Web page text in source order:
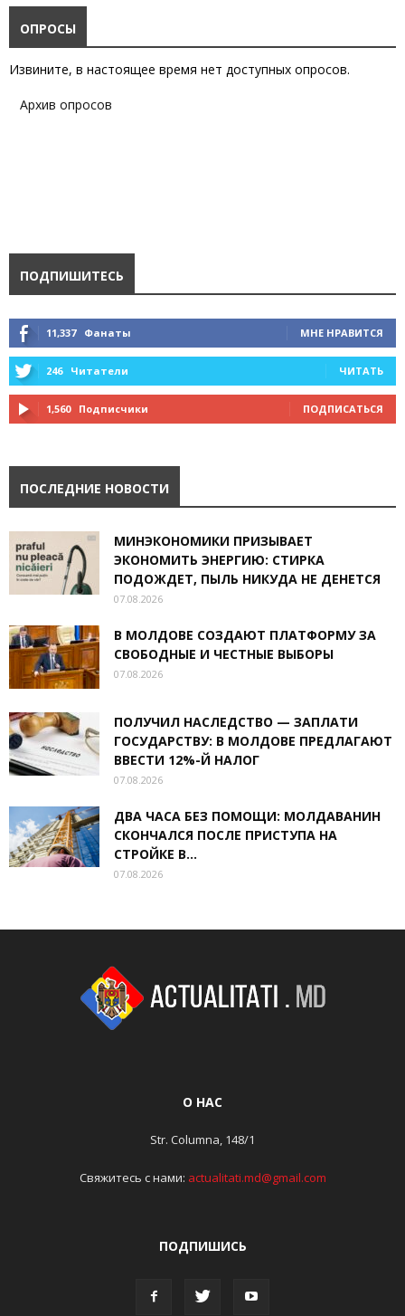
ОПРОСЫ
Извините, в настоящее время нет доступных опросов.
Архив опросов
ПОДПИШИТЕСЬ
11,337 Фанаты МНЕ НРАВИТСЯ
246 Читатели ЧИТАТЬ
1,560 Подписчики ПОДПИСАТЬСЯ
ПОСЛЕДНИЕ НОВОСТИ
МИНЭКОНОМИКИ ПРИЗЫВАЕТ
ЭКОНОМИТЬ ЭНЕРГИЮ: СТИРКА
ПОДОЖДЕТ, ПЫЛЬ НИКУДА НЕ ДЕНЕТСЯ
07.08.2026
В МОЛДОВЕ СОЗДАЮТ ПЛАТФОРМУ ЗА
СВОБОДНЫЕ И ЧЕСТНЫЕ ВЫБОРЫ
07.08.2026
ПОЛУЧИЛ НАСЛЕДСТВО — ЗАПЛАТИ
ГОСУДАРСТВУ: В МОЛДОВЕ ПРЕДЛАГАЮТ
ВВЕСТИ 12%-Й НАЛОГ
07.08.2026
ДВА ЧАСА БЕЗ ПОМОЩИ: МОЛДАВАНИН
СКОНЧАЛСЯ ПОСЛЕ ПРИСТУПА НА
СТРОЙКЕ В...
07.08.2026
О НАС
Str. Columna, 148/1
Свяжитесь с нами: actualitati.md@gmail.com
ПОДПИШИСЬ